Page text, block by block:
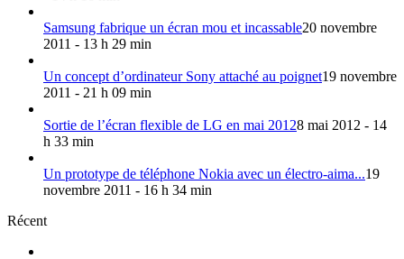
Samsung fabrique un écran mou et incassable20 novembre
2011 - 13 h 29 min
Un concept d’ordinateur Sony attaché au poignet19 novembre
2011 - 21 h 09 min
Sortie de l’écran flexible de LG en mai 20128 mai 2012 - 14
h 33 min
Un prototype de téléphone Nokia avec un électro-aima...19
novembre 2011 - 16 h 34 min
Récent